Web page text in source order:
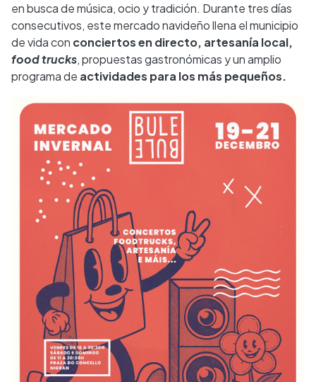
en busca de música, ocio y tradición. Durante tres días
consecutivos, este mercado navideño llena el municipio
de vida con conciertos en directo, artesanía local,
food trucks, propuestas gastronómicas y un amplio
programa de actividades para los más pequeños.